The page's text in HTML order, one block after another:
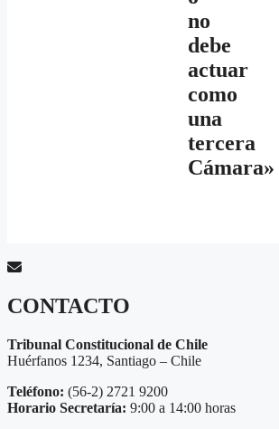
no
debe
actuar
como
una
tercera
Cámara»
CONTACTO
Tribunal Constitucional de Chile
Huérfanos 1234, Santiago – Chile
Teléfono: (56-2) 2721 9200
Horario Secretaría: 9:00 a 14:00 horas